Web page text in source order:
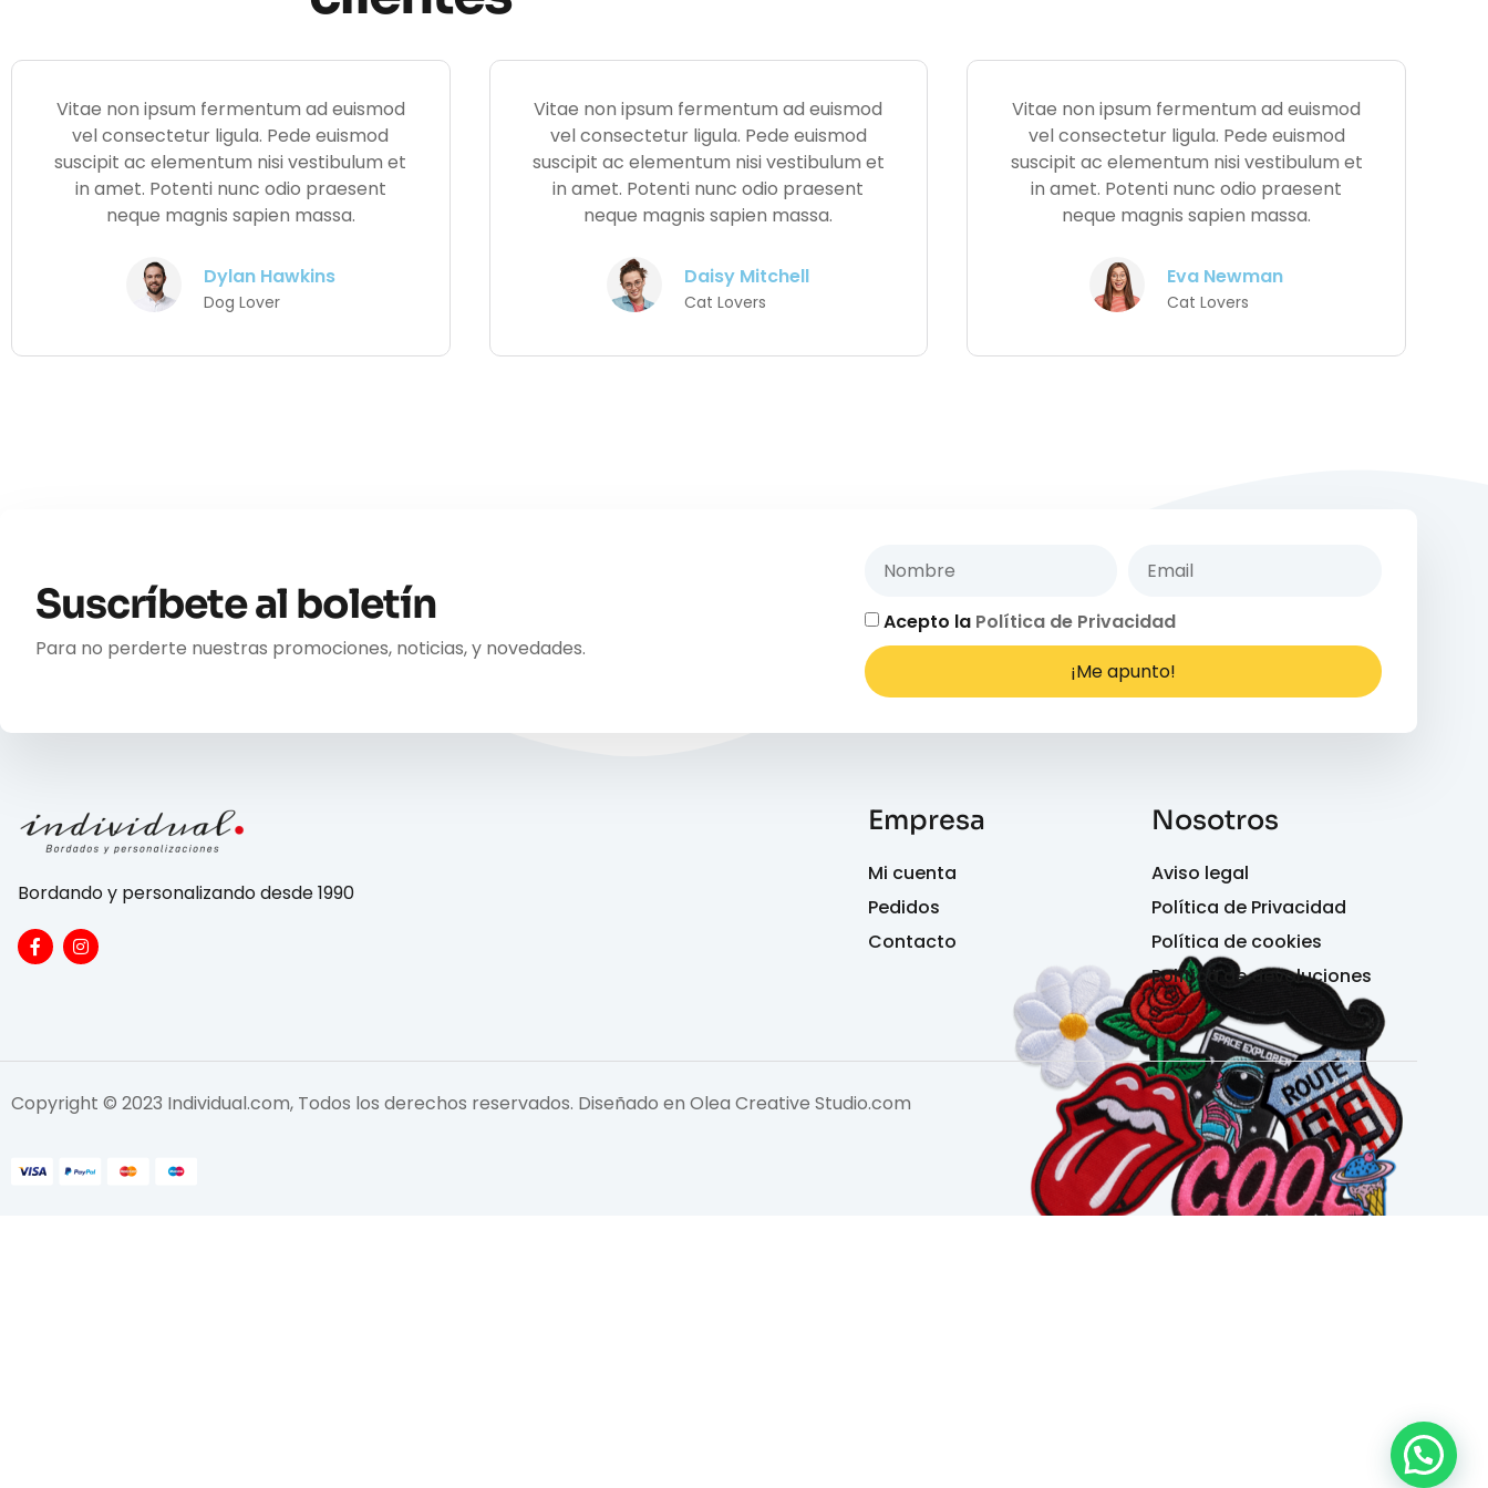
Vitae non ipsum fermentum ad euismod
vel consectetur ligula. Pede euismod
suscipit ac elementum nisi vestibulum et
in amet. Potenti nunc odio praesent
neque magnis sapien massa.
Dylan Hawkins
Dog Lover
Vitae non ipsum fermentum ad euismod
vel consectetur ligula. Pede euismod
suscipit ac elementum nisi vestibulum et
in amet. Potenti nunc odio praesent
neque magnis sapien massa.
Daisy Mitchell
Cat Lovers
Vitae non ipsum fermentum ad euismod
vel consectetur ligula. Pede euismod
suscipit ac elementum nisi vestibulum et
in amet. Potenti nunc odio praesent
neque magnis sapien massa.
Eva Newman
Cat Lovers
Suscríbete al boletín
Para no perderte nuestras promociones, noticias, y novedades.
Acepto la Política de Privacidad
¡Me apunto!
Bordando y personalizando desde 1990
Empresa
Mi cuenta
Pedidos
Contacto
Nosotros
Aviso legal
Política de Privacidad
Política de cookies
Política de devoluciones
Copyright © 2023 Individual.com, Todos los derechos reservados. Diseñado en Olea Creative Studio.com